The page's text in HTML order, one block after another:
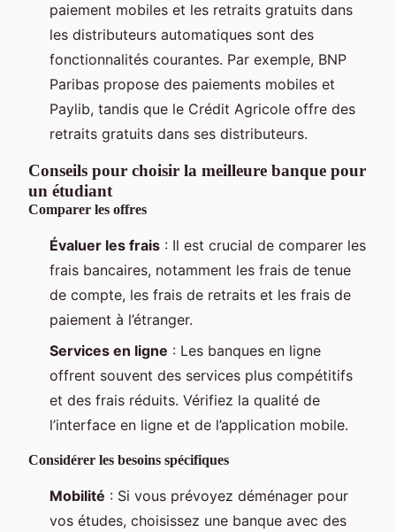
paiement mobiles et les retraits gratuits dans
les distributeurs automatiques sont des
fonctionnalités courantes. Par exemple, BNP
Paribas propose des paiements mobiles et
Paylib, tandis que le Crédit Agricole offre des
retraits gratuits dans ses distributeurs.
Conseils pour choisir la meilleure banque pour
un étudiant
Comparer les offres
Évaluer les frais : Il est crucial de comparer les
frais bancaires, notamment les frais de tenue
de compte, les frais de retraits et les frais de
paiement à l’étranger.
Services en ligne : Les banques en ligne
offrent souvent des services plus compétitifs
et des frais réduits. Vérifiez la qualité de
l’interface en ligne et de l’application mobile.
Considérer les besoins spécifiques
Mobilité : Si vous prévoyez déménager pour
vos études, choisissez une banque avec des